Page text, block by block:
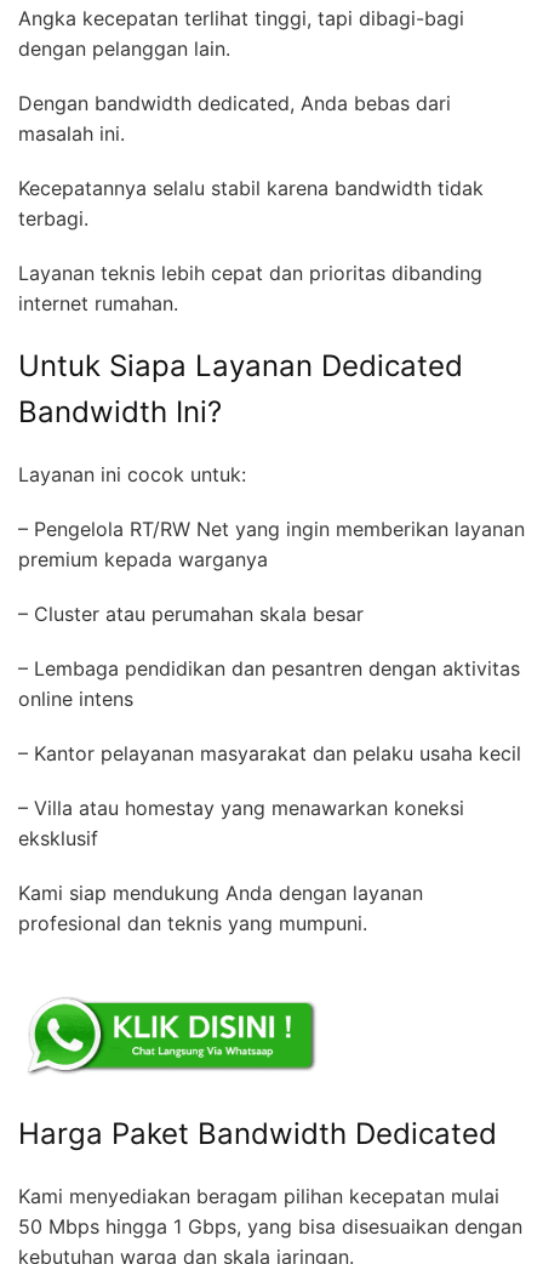
Angka kecepatan terlihat tinggi, tapi dibagi-bagi
dengan pelanggan lain.
Dengan bandwidth dedicated, Anda bebas dari
masalah ini.
Kecepatannya selalu stabil karena bandwidth tidak
terbagi.
Layanan teknis lebih cepat dan prioritas dibanding
internet rumahan.
Untuk Siapa Layanan Dedicated
Bandwidth Ini?
Layanan ini cocok untuk:
– Pengelola RT/RW Net yang ingin memberikan layanan
premium kepada warganya
– Cluster atau perumahan skala besar
– Lembaga pendidikan dan pesantren dengan aktivitas
online intens
– Kantor pelayanan masyarakat dan pelaku usaha kecil
– Villa atau homestay yang menawarkan koneksi
eksklusif
Kami siap mendukung Anda dengan layanan
profesional dan teknis yang mumpuni.
Harga Paket Bandwidth Dedicated
Kami menyediakan beragam pilihan kecepatan mulai
50 Mbps hingga 1 Gbps, yang bisa disesuaikan dengan
kebutuhan warga dan skala jaringan.